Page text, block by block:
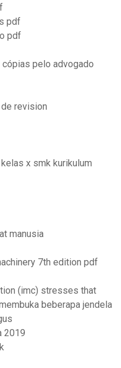
pdf
pdf
pelo advogado
revision
x smk kurikulum
manusia
7th edition pdf
(imc) stresses that
beberapa jendela
2019